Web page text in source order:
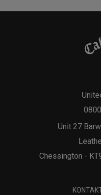
Unit 27
Chessington -